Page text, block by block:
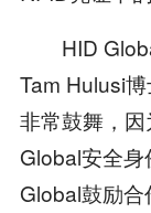
HID
Tam Hulusi
非常鼓舞，
Global安全
Global鼓励